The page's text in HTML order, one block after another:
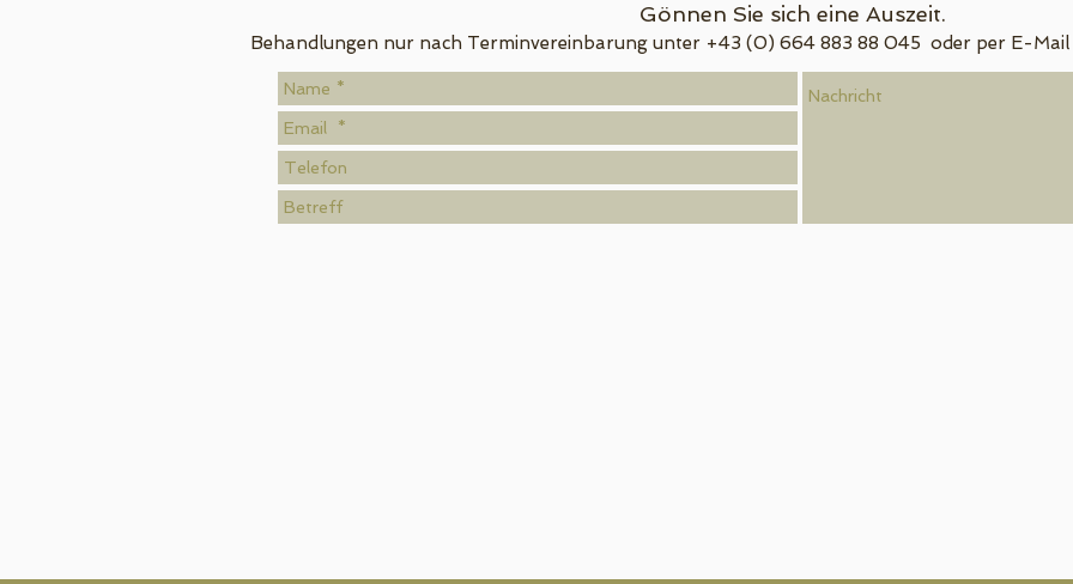
Gönnen Sie sich eine Auszeit.
Behandlungen nur nach Terminvereinbarung unter +43 (0) 664 883 88 045 oder per E-Mail